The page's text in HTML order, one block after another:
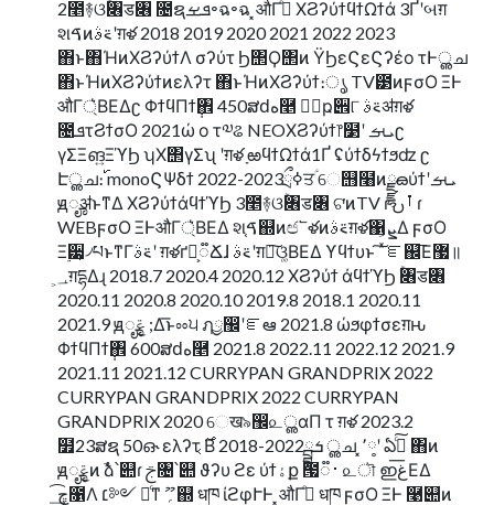
2೥࿈ଓۚ৆ड৆ ೔ຊܦࡁ৽ฉ৽ฉ ͓औΓدͤ ΧϨʔύϯϥϯΩϯά 3Ґʹબग़
શࠃͷ࠵ࣄʹग़ళ 2018 2019 2020 2021 2022 2023
΋ͱ΋ΉͷΧϨʔύϯΛ σʔύτ Ϧ΢Ϙ΢ͷ ΫϦεϚεϚʔέο τͰൢച
΋ͱΉͷΧϨʔύϯͷελʔτ ΋ͱΉͷΧϨʔύϯ։ൃ TV౳ͷϝσΟ ΞͰ
औΓ্͛ΒΕΔʗ ΦϯϥΠϯ݄঎ 450ສԁه࿥ ৽॓ҏ੎୮ ࠵ࣄॳग़ళ
೔ܦτϨϯσΟ 2021ώ ο τ༧ଌ NEOΧϨʔύϯ෦໳ʹ ܝࡌʗ
γΣΞങ͍ΞϓϦ ʮΧ΢γΣʯ ʹग़ళ ָఱϥϯΩϯά1Ґ ʢύϯδϟϯϧʣ ʗ
Էൢച։࢝ monoϚΨδϯ 2022-2023ྲྀߦਤؑ େ஫໨ͷྫྷౚύϯʹܝࡌ
ԭೄॳͱͳΔ ΧϨʔύϯάϥϯϓϦ 3೥࿈ଓۚ৆ड৆ ଟ͘ͷTV ɾ ࡶࢽ ɾ
WEBϝσΟ ΞͰऔΓ্͛ΒΕΔ શࠃ֤஍ͷඦ՟ళͷ࠵ࣄग़ళ΁ܨ͕Δ ϝσΟ
Ξ࣮੷͕৴པͱͳΓ࠵ࣄʹ ग़ళґཔ͕૿Ճɺ ࠵ࣄʹग़ళ͠ଓ͚ΒΕΔ ϒϥϯυͱ ͠ ͯೝ஌͞Ε޷॥
؀͕ग़དྷΔɻ 2018.7 2020.4 2020.12 ΧϨʔύϯ άϥϯϓϦ ۚ৆ड৆
2020.11 2020.8 2020.10 2019.8 2018.1 2020.11
2021.9 ԭೄݝ ;Δ͞ͱೲ੫ ฦྱ඼ʹೝఆ 2021.8 ώϧφϯσεग़ԋ
ΦϯϥΠϯ݄঎ 600ສԁه࿥ 2021.8 2022.11 2022.12 2021.9
2021.11 2021.12 CURRYPAN GRANDPRIX 2022
CURRYPAN GRANDPRIX 2022 CURRYPAN
GRANDPRIX 2020 େख৯඼௨ൢαΠ τ ग़ళ 2023.2
໿23ສຊ 50ഒ˞ ελʔτ ͔࣌Β 2018-2022ྦྷܭ ൢച ͓٬༷ʹ ఏڙͨ͠ ΋ͷ
ԭೄݝͷ ࣾձ՝୊ɾ ࢢ৔՝୊ ϑʔυ ϩε ύϯۀք ౗࢈૿ ௨ৗ ഇغ͞ΕΔ
ڇ͢͡೑Λ ׆༻ ৽ͨͳ ؍ޫ஍ धཁ ίϩφՒͰ ͓औΓدͤ धཁ ϝσΟ ΞͰ ࿩୊ͷ